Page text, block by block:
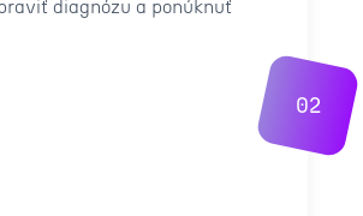
diagnózu a ponúknuť
02